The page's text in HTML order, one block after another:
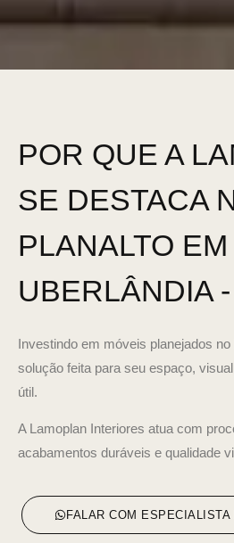
POR QUE A
SE DESTACA
PLANALTO EM
UBERLÂNDIA
Investindo em móveis planejados
solução feita para seu espaço,
útil.
A Lamoplan Interiores atua com
acabamentos duráveis e qualidade
FALAR COM ESPECIALISTA